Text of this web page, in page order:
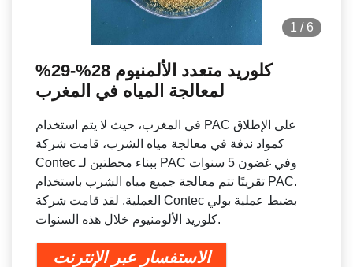
1 / 6
كلوريد متعدد الألمنيوم 28%-29%
لمعالجة المياه في المغرب
في المغرب، حيث لا يتم استخدام PAC على الإطلاق
كمواد ندفة في معالجة مياه الشرب، قامت شركة
Contec ببناء محطتين لـ PAC وفي غضون 5 سنوات
تقريبًا تتم معالجة جميع مياه الشرب باستخدام PAC.
العملية. لقد قامت شركة Contec بضبط عملية بولي
كلوريد الألومنيوم خلال هذه السنوات.
الاستفسار عبر الإنترنت